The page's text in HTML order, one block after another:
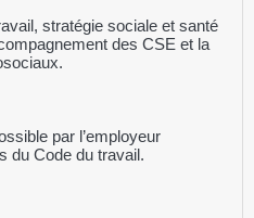
stratégie sociale et santé
des CSE et la
par l’employeur
du Code du travail.